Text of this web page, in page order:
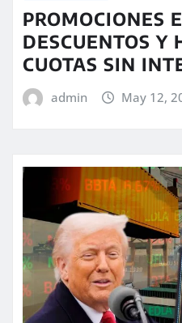
PROMOCIONES
DESCUENTOS Y
CUOTAS SIN
admin May 12,